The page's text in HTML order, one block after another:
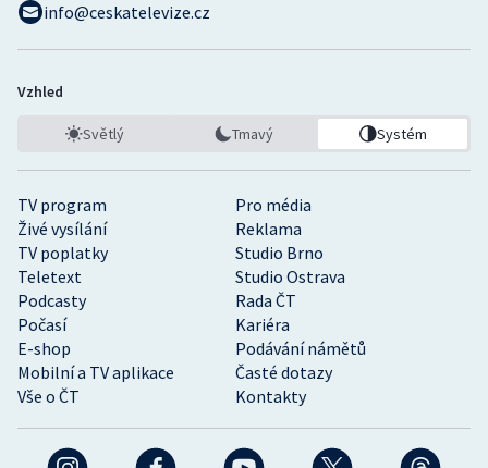
TV program
Pro média
Živé vysílání
Reklama
TV poplatky
Studio Brno
Teletext
Studio Ostrava
Podcasty
Rada ČT
Počasí
Kariéra
E-shop
Podávání námětů
Mobilní a TV aplikace
Časté dotazy
Vše o ČT
Kontakty
info@ceskatelevize.cz
Vzhled
Světlý Tmavý Systém